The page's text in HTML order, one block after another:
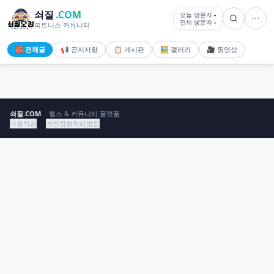
쇠질 .COM
피트니스 커뮤니티
오늘 방문자 -
전체 방문자 -
🧱 전체글 📢 공지사항 📋 게시판 🖼️ 갤러리 🎥 동영상
쇠질.COM · 헬스 & 커뮤니티 플랫폼
이용약관
개인정보처리방침